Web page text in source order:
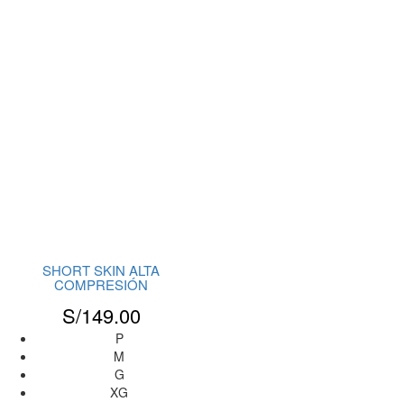
SHORT SKIN ALTA
COMPRESIÓN
S/149.00
P
M
G
XG